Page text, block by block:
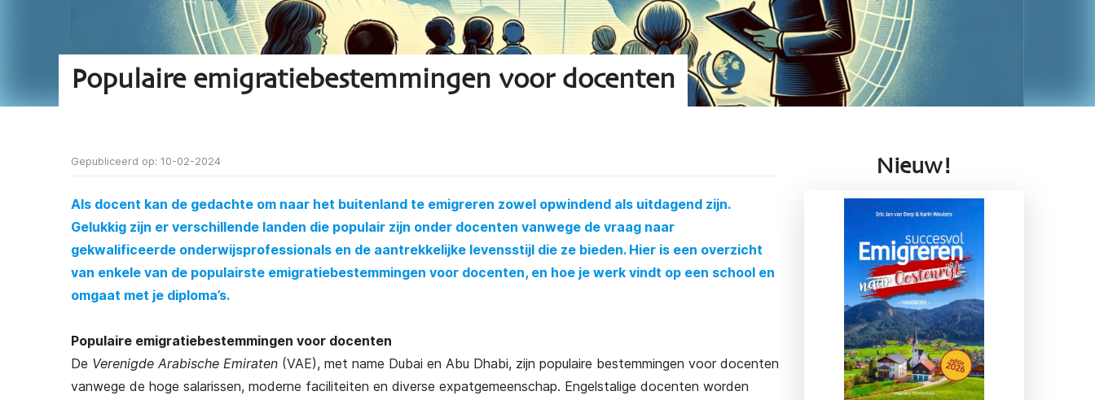
Populaire emigratiebestemmingen voor docenten
Gepubliceerd op: 10-02-2024
Als docent kan de gedachte om naar het buitenland te emigreren zowel opwindend als uitdagend zijn.
Gelukkig zijn er verschillende landen die populair zijn onder docenten vanwege de vraag naar
gekwalificeerde onderwijsprofessionals en de aantrekkelijke levensstijl die ze bieden. Hier is een overzicht
van enkele van de populairste emigratiebestemmingen voor docenten, en hoe je werk vindt op een school en
omgaat met je diploma’s.
Populaire emigratiebestemmingen voor docenten
De Verenigde Arabische Emiraten (VAE), met name Dubai en Abu Dhabi, zijn populaire bestemmingen voor docenten
vanwege de hoge salarissen, moderne faciliteiten en diverse expatgemeenschap. Engelstalige docenten worden
Nieuw!